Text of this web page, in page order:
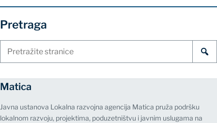
Pretraga
Matica
Javna ustanova Lokalna razvojna agencija Matica pruža podršku
lokalnom razvoju, projektima, poduzetništvu i javnim uslugama na